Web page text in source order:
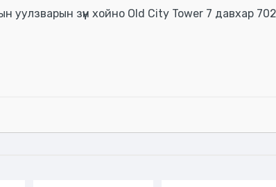
уулзварын зүүн хойно Old City Tower 7 давхар